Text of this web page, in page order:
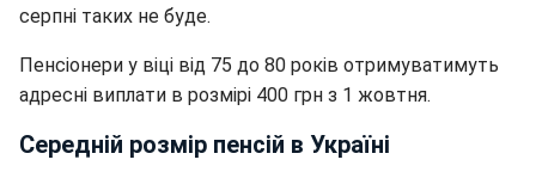
серпні таких не буде.
Пенсіонери у віці від 75 до 80 років отримуватимуть
адресні виплати в розмірі 400 грн з 1 жовтня.
Середній розмір пенсій в Україні